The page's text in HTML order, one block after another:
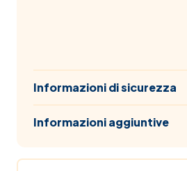
Informazioni di sicurezza
Informazioni aggiuntive